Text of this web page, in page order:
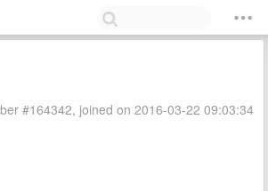
#164342, joined on 2016-03-22 09:03:34